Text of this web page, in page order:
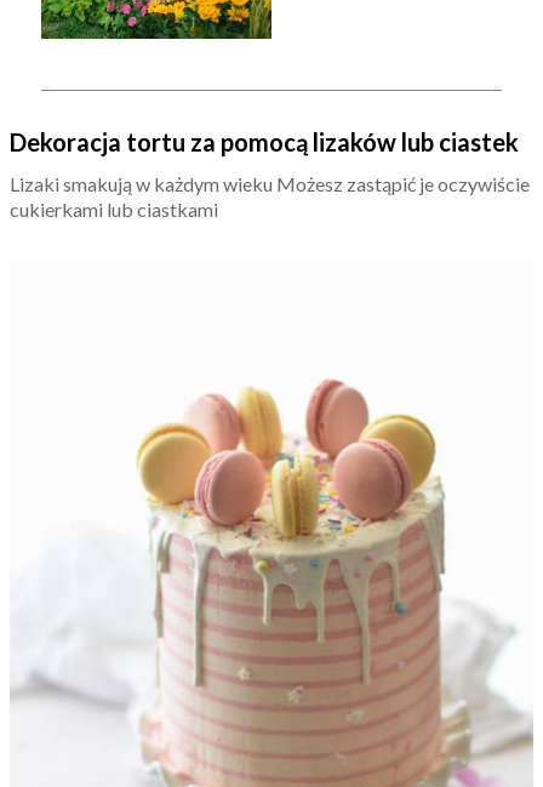
Dekoracja tortu za pomocą lizaków lub ciastek
Lizaki smakują w każdym wieku Możesz zastąpić je oczywiście
cukierkami lub ciastkami